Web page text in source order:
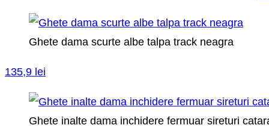
Ghete dama scurte albe talpa track neagra
135,9 lei
Ghete inalte dama inchidere fermuar sireturi